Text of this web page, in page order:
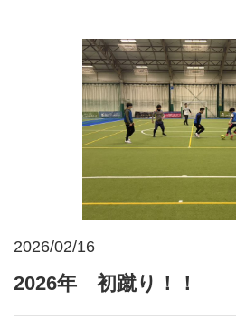
2026/02/16
2026年 初蹴り！！